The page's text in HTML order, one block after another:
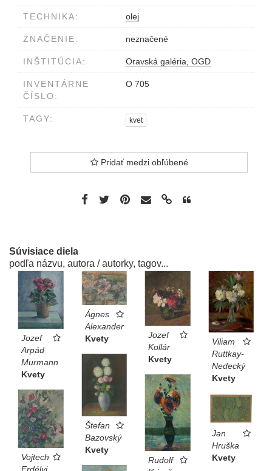
TECHNIKA: olej
ZNAČENIE: neznačené
INŠTITÚCIA: Oravská galéria, OGD
INVENTÁRNE
ČÍSLO:
O 705
TAGY: kvet
Pridať medzi obľúbené
Súvisiace diela
podľa názvu, autora / autorky, tagov...
Jozef
Arpád
Murmann
Kvety
Ágnes
Alexander
Kvety
Jozef
Kollár
Kvety
Viliam
Ruttkay-
Nedecký
Kvety
Štefan
Bazovský
Kvety
Rudolf
Vojtech
Jan
Hruška
Kvety